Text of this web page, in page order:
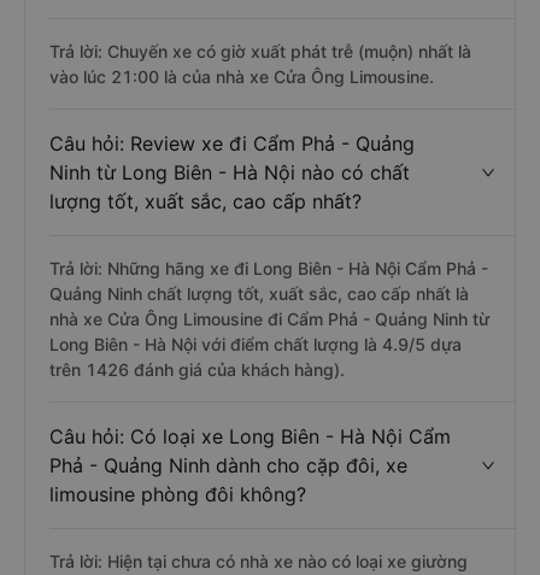
Trả lời: Chuyến xe có giờ xuất phát trễ (muộn) nhất là
vào lúc 21:00 là của nhà xe Cửa Ông Limousine.
Câu hỏi: Review xe đi Cẩm Phả - Quảng
Ninh từ Long Biên - Hà Nội nào có chất
lượng tốt, xuất sắc, cao cấp nhất?
Trả lời: Những hãng xe đi Long Biên - Hà Nội Cẩm Phả -
Quảng Ninh chất lượng tốt, xuất sắc, cao cấp nhất là
nhà xe Cửa Ông Limousine đi Cẩm Phả - Quảng Ninh từ
Long Biên - Hà Nội với điểm chất lượng là 4.9/5 dựa
trên 1426 đánh giá của khách hàng).
Câu hỏi: Có loại xe Long Biên - Hà Nội Cẩm
Phả - Quảng Ninh dành cho cặp đôi, xe
limousine phòng đôi không?
Trả lời: Hiện tại chưa có nhà xe nào có loại xe giường